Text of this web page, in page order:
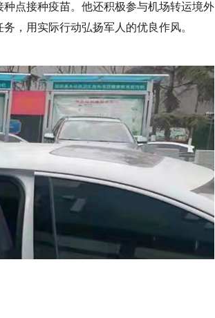
点接种疫苗。他还积极参与机场转运境外
，用实际行动弘扬军人的优良作风。